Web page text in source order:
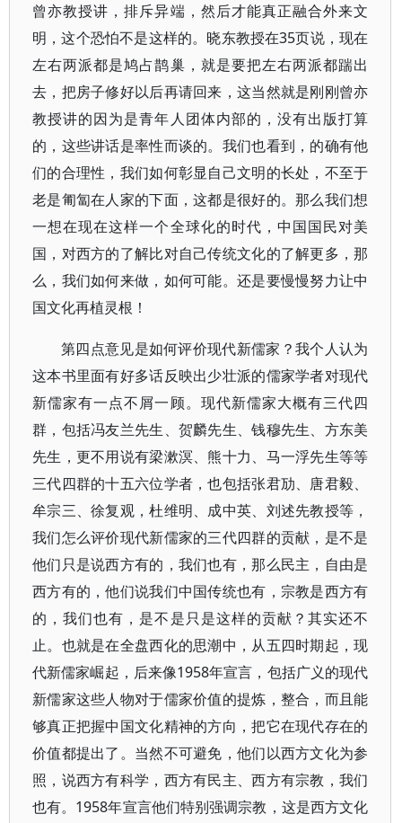
曾亦教授讲，排斥异端，然后才能真正融合外来文
明，这个恐怕不是这样的。晓东教授在35页说，现在
左右两派都是鸠占鹊巢，就是要把左右两派都踹出
去，把房子修好以后再请回来，这当然就是刚刚曾亦
教授讲的因为是青年人团体内部的，没有出版打算
的，这些讲话是率性而谈的。我们也看到，的确有他
们的合理性，我们如何彰显自己文明的长处，不至于
老是匍匐在人家的下面，这都是很好的。那么我们想
一想在现在这样一个全球化的时代，中国国民对美
国，对西方的了解比对自己传统文化的了解更多，那
么，我们如何来做，如何可能。还是要慢慢努力让中
国文化再植灵根！
第四点意见是如何评价现代新儒家？我个人认为
这本书里面有好多话反映出少壮派的儒家学者对现代
新儒家有一点不屑一顾。现代新儒家大概有三代四
群，包括冯友兰先生、贺麟先生、钱穆先生、方东美
先生，更不用说有梁漱溟、熊十力、马一浮先生等等
三代四群的十五六位学者，也包括张君劢、唐君毅、
牟宗三、徐复观，杜维明、成中英、刘述先教授等，
我们怎么评价现代新儒家的三代四群的贡献，是不是
他们只是说西方有的，我们也有，那么民主，自由是
西方有的，他们说我们中国传统也有，宗教是西方有
的，我们也有，是不是只是这样的贡献？其实还不
止。也就是在全盘西化的思潮中，从五四时期起，现
代新儒家崛起，后来像1958年宣言，包括广义的现代
新儒家这些人物对于儒家价值的提炼，整合，而且能
够真正把握中国文化精神的方向，把它在现代存在的
价值都提出了。当然不可避免，他们以西方文化为参
照，说西方有科学，西方有民主、西方有宗教，我们
也有。1958年宣言他们特别强调宗教，这是西方文化